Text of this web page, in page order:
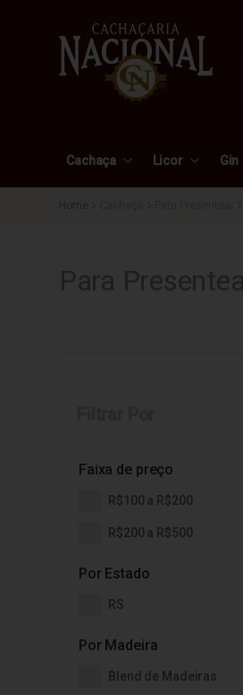
Cachaça Licor Gin
Por Estado
RS
Por Madeira
Blend de Madeiras
Faixa de preço
R$100 a R$200
R$200 a R$500